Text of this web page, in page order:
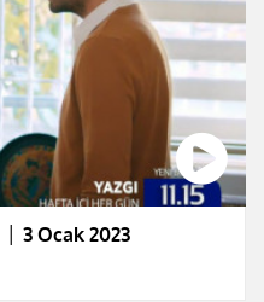
│ 3 Ocak 2023